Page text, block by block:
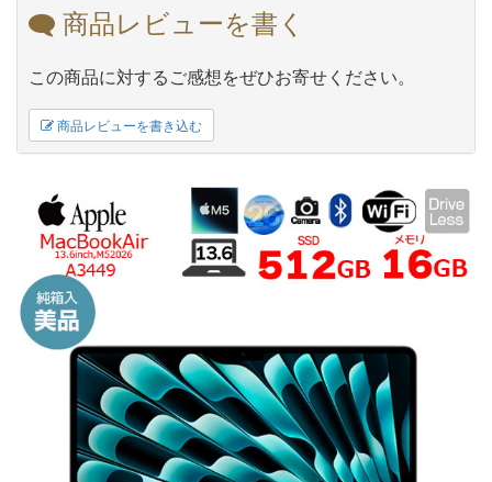
商品レビューを書く
この商品に対するご感想をぜひお寄せください。
商品レビューを書き込む